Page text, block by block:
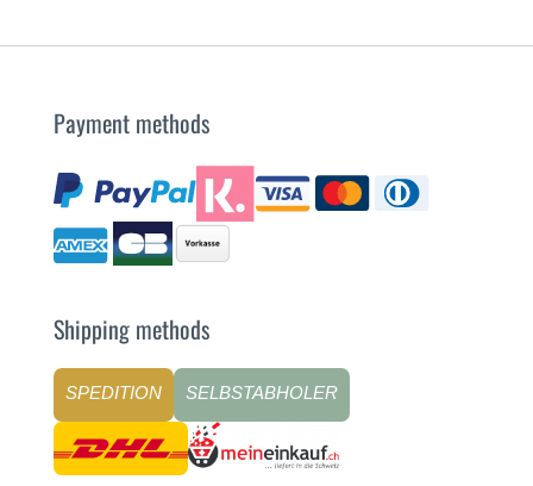
Payment methods
Shipping methods
SPEDITION SELBSTABHOLER